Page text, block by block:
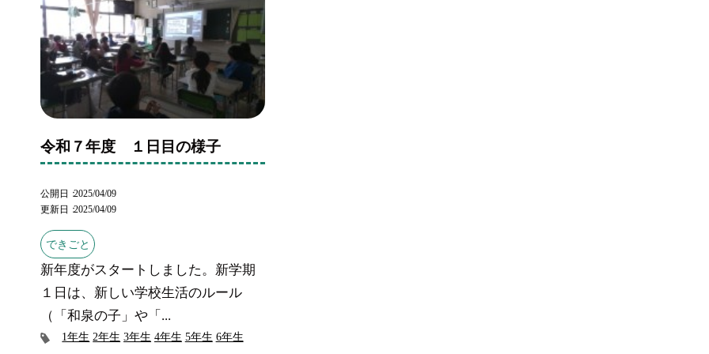
令和７年度 １日目の様子
公開日
2025/04/09
更新日
2025/04/09
できごと
新年度がスタートしました。新学期
１日は、新しい学校生活のルール
（「和泉の子」や「...
1年生 2年生 3年生 4年生 5年生 6年生